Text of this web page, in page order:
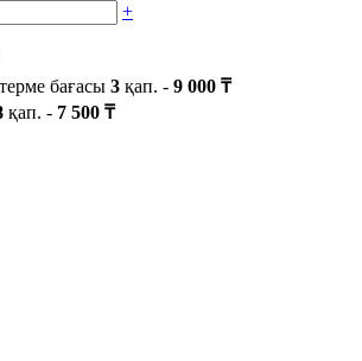
+
бағасы 3 қап. - 9 000 ₸
қап. - 7 500 ₸